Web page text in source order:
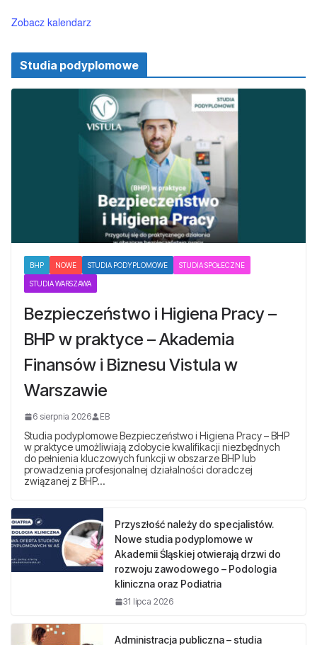
Zobacz kalendarz
Studia podyplomowe
BHP NOWE STUDIA PODYPLOMOWE STUDIA SPOŁECZNE
STUDIA WARSZAWA
Bezpieczeństwo i Higiena Pracy –
BHP w praktyce – Akademia
Finansów i Biznesu Vistula w
Warszawie
6 sierpnia 2026 EB
Studia podyplomowe Bezpieczeństwo i Higiena Pracy – BHP
w praktyce umożliwiają zdobycie kwalifikacji niezbędnych
do pełnienia kluczowych funkcji w obszarze BHP lub
prowadzenia profesjonalnej działalności doradczej
związanej z BHP…
Przyszłość należy do specjalistów.
Nowe studia podyplomowe w
Akademii Śląskiej otwierają drzwi do
rozwoju zawodowego – Podologia
kliniczna oraz Podiatria
31 lipca 2026
Administracja publiczna – studia